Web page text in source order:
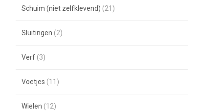
Schuim (niet zelfklevend) (21)
Sluitingen (2)
Verf (3)
Voetjes (11)
Wielen (12)